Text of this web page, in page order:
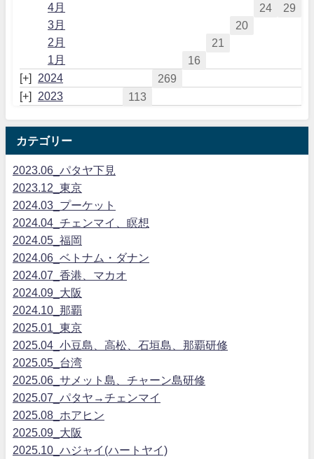
29
4月
24
3月
20
2月
21
1月
16
2024
269
2023
113
カテゴリー
2023.06_パタヤ下見
2023.12_東京
2024.03_プーケット
2024.04_チェンマイ、瞑想
2024.05_福岡
2024.06_ベトナム・ダナン
2024.07_香港、マカオ
2024.09_大阪
2024.10_那覇
2025.01_東京
2025.04_小豆島、高松、石垣島、那覇研修
2025.05_台湾
2025.06_サメット島、チャーン島研修
2025.07_パタヤ→チェンマイ
2025.08_ホアヒン
2025.09_大阪
2025.10_ハジャイ(ハートヤイ)